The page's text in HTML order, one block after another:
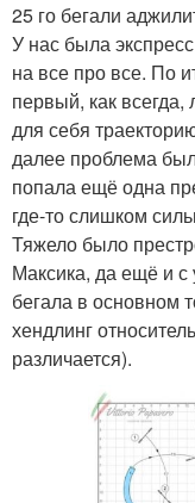
25 го бегали
У нас была
на все про все. По
первый, как
для себя
далее проблема
попала ещё одна
где-то слишком
Тяжело было
Максика, да ещё и с
бегала в основном
хендлинг
различается).